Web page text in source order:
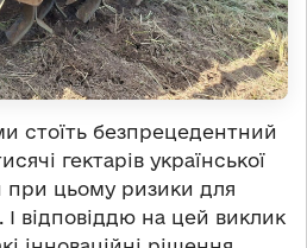
стоїть безпрецедентний
гектарів української
при цьому ризики для
відповіддю на цей виклик